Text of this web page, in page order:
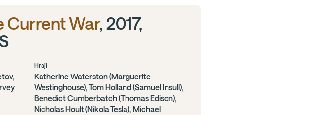
Current War, 2017,
Hrají
Katherine Waterston (Marguerite
Westinghouse), Tom Holland (Samuel Insull),
Benedict Cumberbatch (Thomas Edison),
Nicholas Hoult (Nikola Tesla), Michael